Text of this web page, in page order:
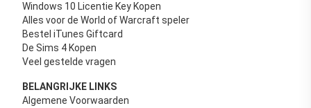
Windows 10 Licentie Key Kopen
Alles voor de World of Warcraft speler
Bestel iTunes Giftcard
De Sims 4 Kopen
Veel gestelde vragen
BELANGRIJKE LINKS
Algemene Voorwaarden